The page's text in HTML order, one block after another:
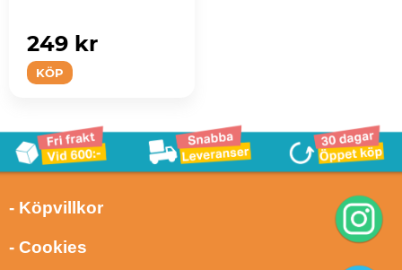
KÖP
249 kr
- Köpvillkor
- Cookies